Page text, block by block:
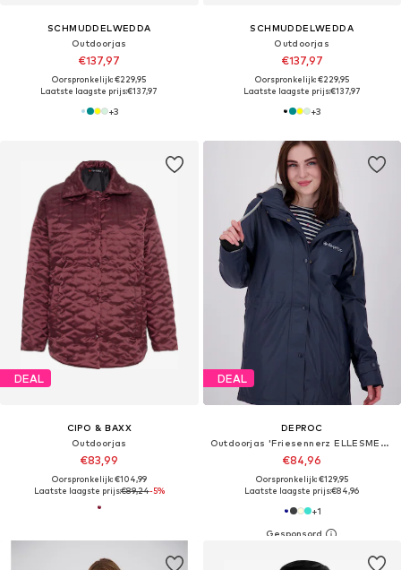
SCHMUDDELWEDDA
Outdoorjas
€137,97
Oorspronkelijk: €229,95
Laatste laagste prijs:€137,97
+3
SCHMUDDELWEDDA
Outdoorjas
€137,97
Oorspronkelijk: €229,95
Laatste laagste prijs:€137,97
+3
DEAL
CIPO & BAXX
Outdoorjas
€83,99
Oorspronkelijk: €104,99
Laatste laagste prijs:€89,24-5%
DEAL
DEPROC
Outdoorjas 'Friesennerz ELLESMERE WMN'
€84,96
Oorspronkelijk: €129,95
Laatste laagste prijs:€84,96
+1